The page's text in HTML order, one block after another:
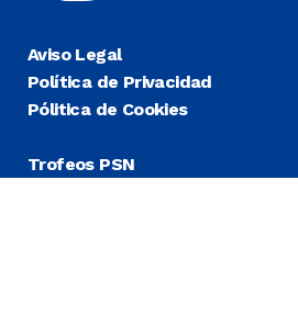
Aviso Legal
Política de Privacidad
Pólitica de Cookies
Trofeos PSN